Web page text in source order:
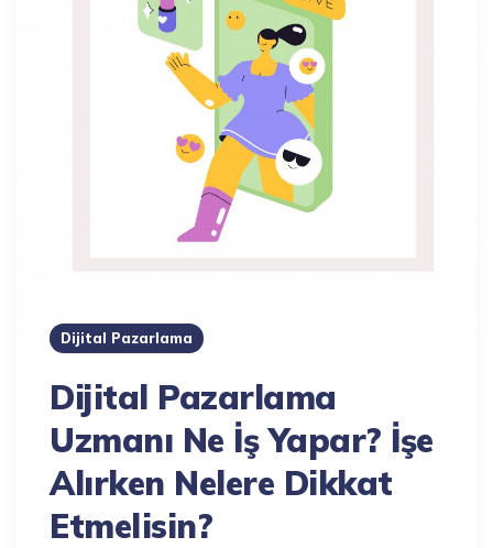
Dijital Pazarlama
Dijital Pazarlama
Uzmanı Ne İş Yapar? İşe
Alırken Nelere Dikkat
Etmelisin?